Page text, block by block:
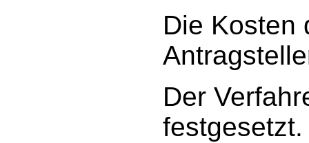
Die Kosten
Der
festgesetzt.